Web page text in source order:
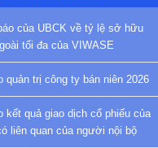
của UBCK về tỷ lệ sở hữu
tối đa của VIWASE
quản trị công ty bán niên 2026
kết quả giao dịch cổ phiếu của
liên quan của người nội bộ